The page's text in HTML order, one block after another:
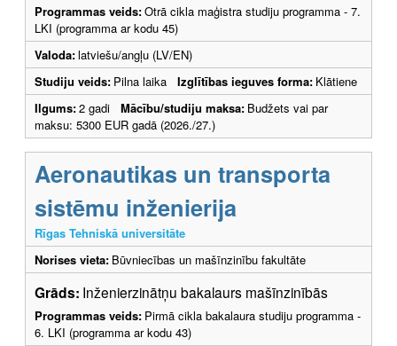
Programmas veids:Otrā cikla maģistra studiju programma - 7.
LKI (programma ar kodu 45)
Valoda:latviešu/angļu (LV/EN)
Studiju veids: Pilna laika Izglītības ieguves forma: Klātiene
Ilgums:2 gadi Mācību/studiju maksa: Budžets vai par
maksu: 5300 EUR gadā (2026./27.)
Aeronautikas un transporta
sistēmu inženierija
Rīgas Tehniskā universitāte
Norises vieta: Būvniecības un mašīnzinību fakultāte
Grāds: Inženierzinātņu bakalaurs mašīnzinībās
Programmas veids: Pirmā cikla bakalaura studiju programma -
6. LKI (programma ar kodu 43)